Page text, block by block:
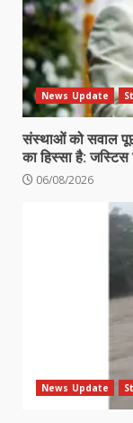
News Update
संस्थाओं को सवाल
का हिस्सा है: जस्टिस
06/08/2026
News Update